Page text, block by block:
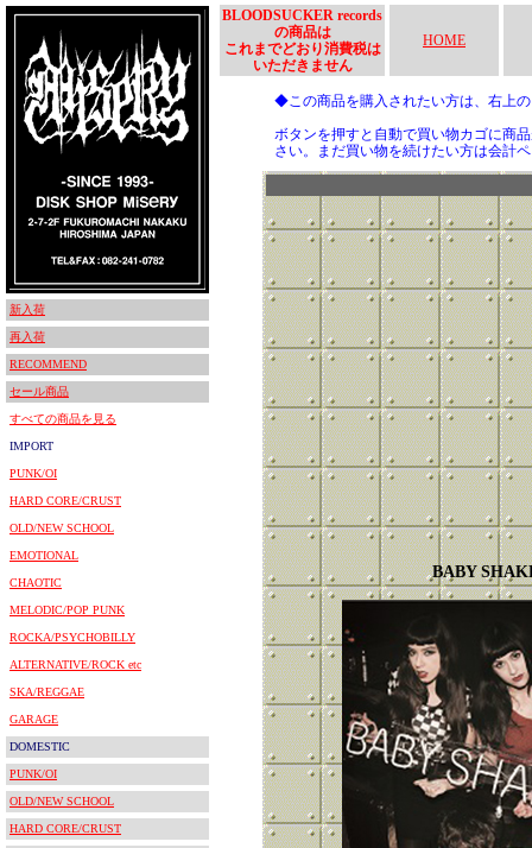
新入荷
再入荷
RECOMMEND
セール商品
すべての商品を見る
IMPORT
PUNK/OI
HARD CORE/CRUST
OLD/NEW SCHOOL
EMOTIONAL
CHAOTIC
MELODIC/POP PUNK
ROCKA/PSYCHOBILLY
ALTERNATIVE/ROCK etc
SKA/REGGAE
GARAGE
DOMESTIC
PUNK/OI
OLD/NEW SCHOOL
HARD CORE/CRUST
BLOODSUCKER records
の商品は
これまでどおり消費税は
いただきません
HOME
◆この商品を購入されたい方は、右上
ボタンを押すと自動で買い物カゴに商
さい。まだ買い物を続けたい方は会計
BABY